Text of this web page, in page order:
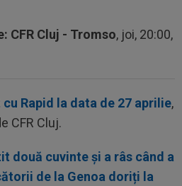
CFR Cluj - Tromso, joi, 20:00,
cu Rapid la data de 27 aprilie,
CFR Cluj.
două cuvinte și a râs când a
de la Genoa doriți la